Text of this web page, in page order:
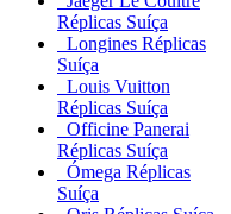
Réplicas Suíça
Longines Réplicas
Suíça
Louis Vuitton
Réplicas Suíça
Officine Panerai
Réplicas Suíça
Ómega Réplicas
Suíça